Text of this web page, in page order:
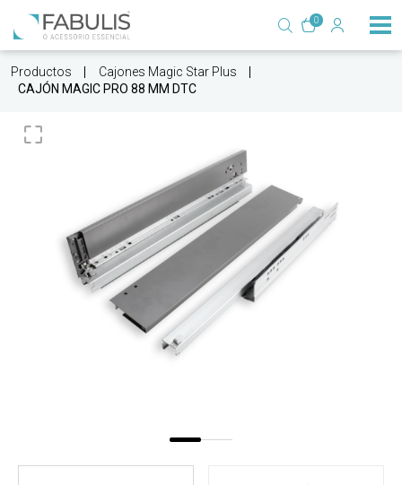
0
Productos
Cajones Magic Star Plus
CAJÓN MAGIC PRO 88 MM DTC